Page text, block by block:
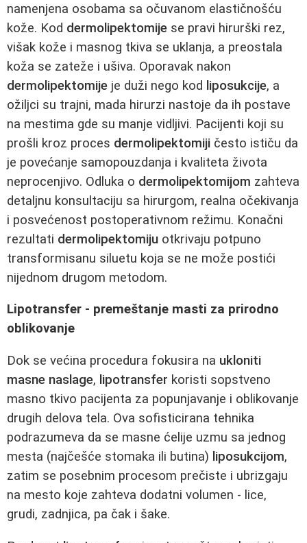
namenjena osobama sa očuvanom elastičnošću
kože. Kod dermolipektomije se pravi hirurški rez,
višak kože i masnog tkiva se uklanja, a preostala
koža se zateže i ušiva. Oporavak nakon
dermolipektomije je duži nego kod liposukcije, a
ožiljci su trajni, mada hirurzi nastoje da ih postave
na mestima gde su manje vidljivi. Pacijenti koji su
prošli kroz proces dermolipektomiji često ističu da
je povećanje samopouzdanja i kvaliteta života
neprocenjivo. Odluka o dermolipektomijom zahteva
detaljnu konsultaciju sa hirurgom, realna očekivanja
i posvećenost postoperativnom režimu. Konačni
rezultati dermolipektomiju otkrivaju potpuno
transformisanu siluetu koja se ne može postići
nijednom drugom metodom.
Lipotransfer - premeštanje masti za prirodno
oblikovanje
Dok se većina procedura fokusira na ukloniti
masne naslage, lipotransfer koristi sopstveno
masno tkivo pacijenta za popunjavanje i oblikovanje
drugih delova tela. Ova sofisticirana tehnika
podrazumeva da se masne ćelije uzmu sa jednog
mesta (najčešće stomaka ili butina) liposukcijom,
zatim se posebnim procesom prečiste i ubrizgaju
na mesto koje zahteva dodatni volumen - lice,
grudi, zadnjica, pa čak i šake.